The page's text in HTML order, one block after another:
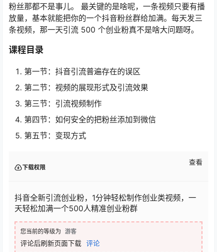
粉丝那都不是事儿。 最关键的是啥呢，一条视频只要有播
放量，基本就能把你的一个抖音粉丝群给加满。每天发三
条视频，那一天引流 500 个创业粉真不是啥大问题呀。
课程目录
第一节：抖音引流普遍存在的误区
第二节：视频的展现形式及引流效果
第三节：引流视频制作
第四节：如何安全的把粉丝添加到微信
第五节：变现方式
下载权限
查看
抖音全新引流创业粉，1分钟轻松制作创业类视频，一
天轻松加满一个500人精准创业粉群
您当前的等级为 游客
评论后刷新页面下载 评论